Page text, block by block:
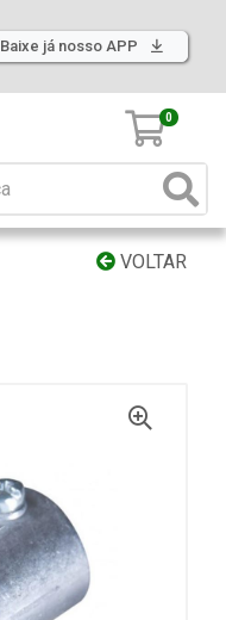
Baixe já nosso APP
0
VOLTAR